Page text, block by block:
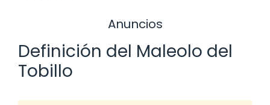
Anuncios
Definición del Maleolo del
Tobillo